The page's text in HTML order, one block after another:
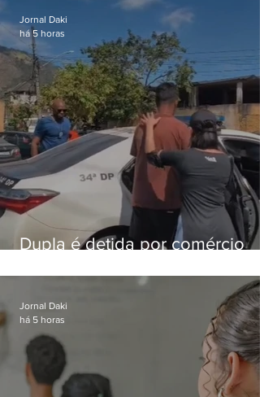
Dupla é detida por comércio
Bangu
Jornal Daki
há 5 horas
Jornal Daki
há 5 horas